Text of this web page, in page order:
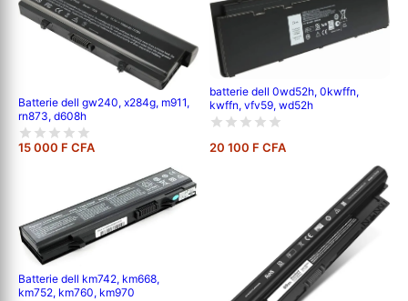
Batterie dell gw240, x284g, m911,
rn873, d608h
15 000 F CFA
batterie dell 0wd52h, 0kwffn,
kwffn, vfv59, wd52h
20 100 F CFA
Batterie dell km742, km668,
km752, km760, km970